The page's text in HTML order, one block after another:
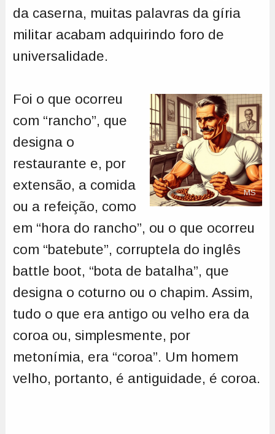
da caserna, muitas palavras da gíria
militar acabam adquirindo foro de
universalidade.
MS
Foi o que ocorreu
com “rancho”, que
designa o
restaurante e, por
extensão, a comida
ou a refeição, como
em “hora do rancho”, ou o que ocorreu
com “batebute”, corruptela do inglês
battle boot, “bota de batalha”, que
designa o coturno ou o chapim. Assim,
tudo o que era antigo ou velho era da
coroa ou, simplesmente, por
metonímia, era “coroa”. Um homem
velho, portanto, é antiguidade, é coroa.